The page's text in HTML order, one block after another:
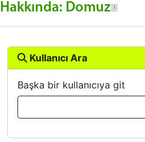
Hakkında: Domuz
Kullanıcı Ara
Başka bir kullanıcıya git